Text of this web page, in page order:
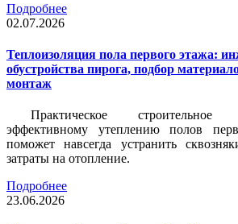
Подробнее
02.07.2026
Теплоизоляция пола первого этажа:
обустройства пирога, подбор
монтаж
Практическое
эффективному утеплению полов
поможет навсегда устранить
затраты на отопление.
Подробнее
23.06.2026